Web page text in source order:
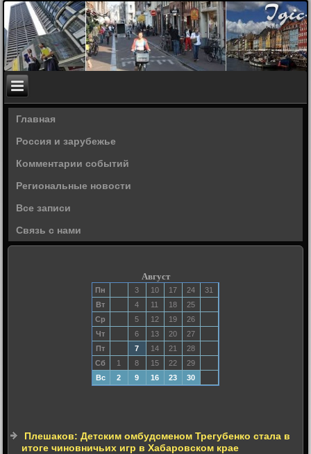
Главная
Россия и зарубежье
Комментарии событий
Региональные новости
Все записи
Связь с нами
Август
Пн 3 10 17 24
31
Вт
4 11 18
25
Ср
5 12 19
26
Чт
6 13 20
27
Пт
7 14 21
28
Сб
1 8 15 22
29
Вс
2 9 16 23 30
Плешаков: Детским омбудсменом Трегубенко стала в
итоге чиновничьих игр в Хабаровском крае